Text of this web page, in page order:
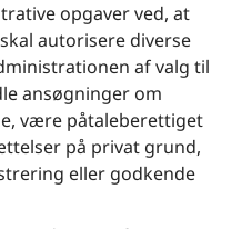
opgaver ved, at
autorisere diverse
af valg til
ansøgninger om
være påtaleberettiget
på privat grund,
eller godkende